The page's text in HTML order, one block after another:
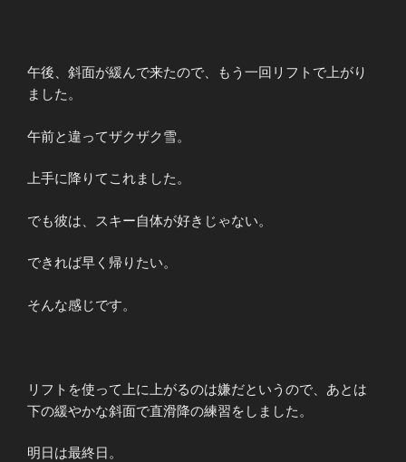
午後、斜面が緩んで来たので、もう一回リフトで上がり
ました。
午前と違ってザクザク雪。
上手に降りてこれました。
でも彼は、スキー自体が好きじゃない。
できれば早く帰りたい。
そんな感じです。
リフトを使って上に上がるのは嫌だというので、あとは
下の緩やかな斜面で直滑降の練習をしました。
明日は最終日。